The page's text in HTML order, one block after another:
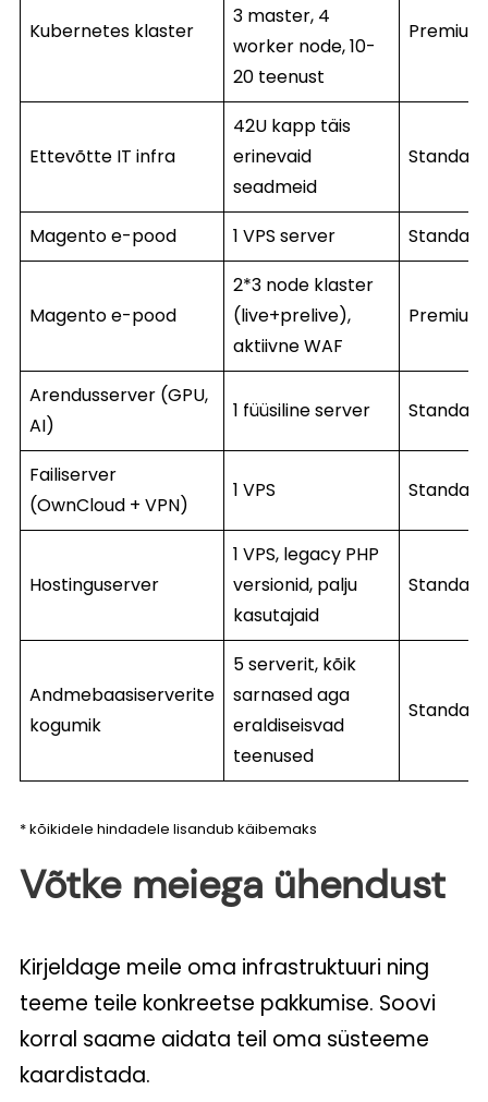
Kubernetes klaster
3 master, 4
worker node, 10-
20 teenust
Premium
Ettevõtte IT infra
42U kapp täis
erinevaid
seadmeid
Standard
Magento e-pood 1 VPS server Standard
Magento e-pood
2*3 node klaster
(live+prelive),
aktiivne WAF
Premium
Arendusserver (GPU,
AI)
1 füüsiline server Standard
Failiserver
(OwnCloud + VPN)
1 VPS Standard
Hostinguserver
1 VPS, legacy PHP
versionid, palju
kasutajaid
Standard
Andmebaasiserverite
kogumik
5 serverit, kõik
sarnased aga
eraldiseisvad
teenused
Standard
* kõikidele hindadele lisandub käibemaks
Võtke meiega ühendust
Kirjeldage meile oma infrastruktuuri ning
teeme teile konkreetse pakkumise. Soovi
korral saame aidata teil oma süsteeme
kaardistada.